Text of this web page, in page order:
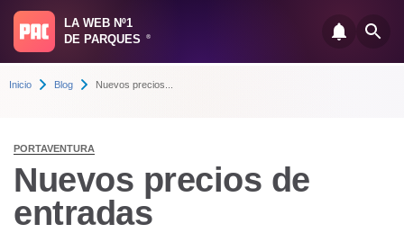
LA WEB Nº1
DE PARQUES
®
Inicio Blog Nuevos precios...
PORTAVENTURA
Nuevos precios de
entradas